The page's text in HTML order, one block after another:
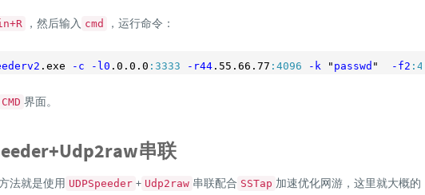
，然后输入 cmd ，运行命令：
.exe -c -l0 .0 .0 .0 :3333 -r44 .55 .66 .77 :4096 -k " passwd " -f2 :4
CMD 界面。
串联
法就是使用 UDPSpeeder + Udp2raw 串联配合 SSTap 加速优化网游，这里就大概的